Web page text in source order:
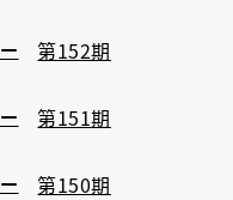
第152期
第151期
第150期